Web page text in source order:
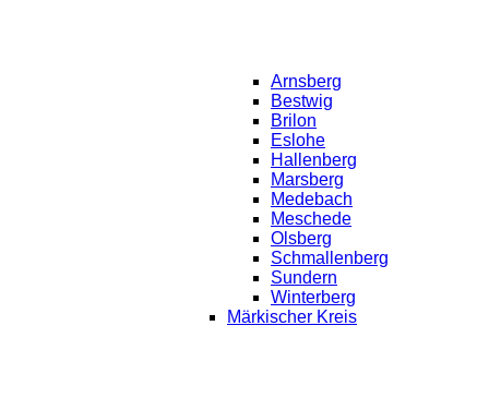
Arnsberg
Bestwig
Brilon
Eslohe
Hallenberg
Marsberg
Medebach
Meschede
Olsberg
Schmallenberg
Sundern
Winterberg
Märkischer Kreis